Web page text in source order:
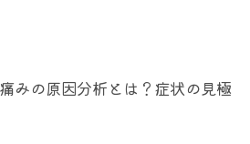
みの原因分析とは？症状の見極